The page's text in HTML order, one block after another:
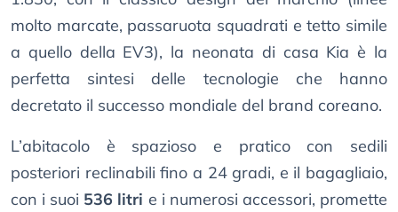
molto marcate, passaruota squadrati e tetto simile
a quello della EV3), la neonata di casa Kia è la
perfetta sintesi delle tecnologie che hanno
decretato il successo mondiale del brand coreano.
L’abitacolo è spazioso e pratico con sedili
posteriori reclinabili fino a 24 gradi, e il bagagliaio,
con i suoi 536 litri e i numerosi accessori, promette